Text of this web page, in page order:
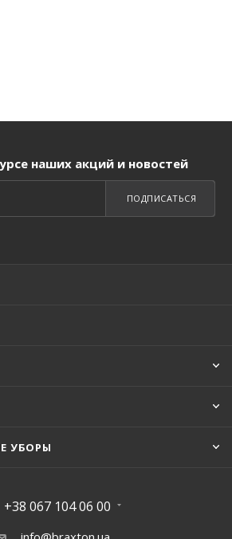
наших акций и новостей
ПОДПИСАТЬСЯ
УБОРЫ
+38 067 104 06 00